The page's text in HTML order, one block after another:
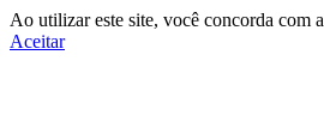
Ao utilizar este site, você concorda com a
Aceitar